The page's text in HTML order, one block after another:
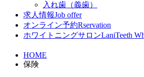
入れ歯（義歯）
求人情報Job offer
オンライン予約Rservation
ホワイトニングサロンLaniTeeth
HOME
保険